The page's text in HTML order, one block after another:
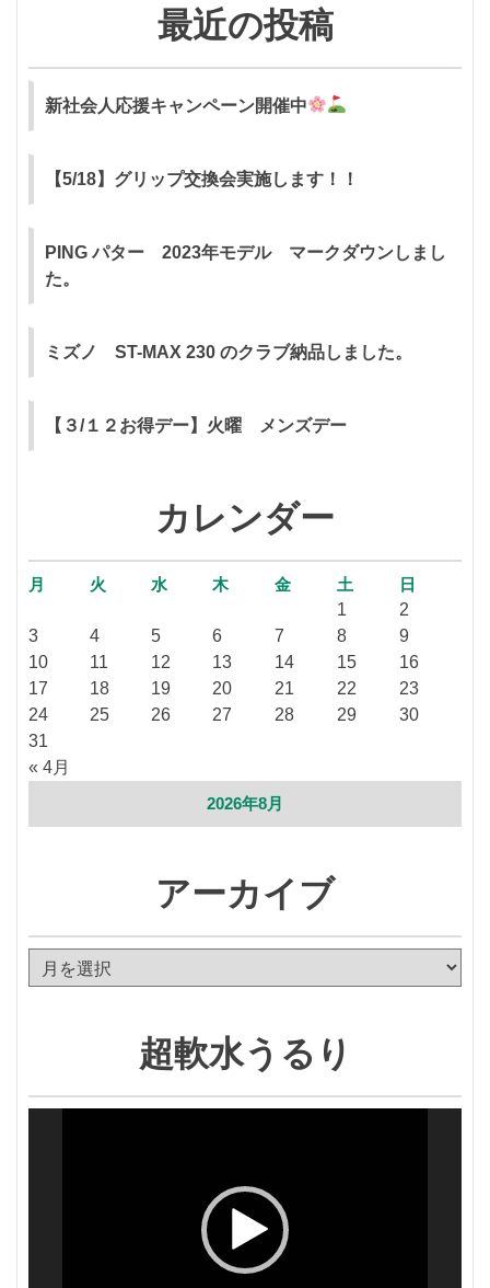
最近の投稿
新社会人応援キャンペーン開催中
【5/18】グリップ交換会実施します！！
PING パター 2023年モデル マークダウンしまし
た。
ミズノ ST-MAX 230 のクラブ納品しました。
【３/１２お得デー】火曜 メンズデー
カレンダー
2026年8月
月 火 水 木 金 土 日
« 4月
1
2
3
4 5 6 7 8
9
10
11 12 13 14 15
16
17
18 19 20 21 22
23
24
25 26 27 28 29
30
31
アーカイブ
ー
超軟水うるり